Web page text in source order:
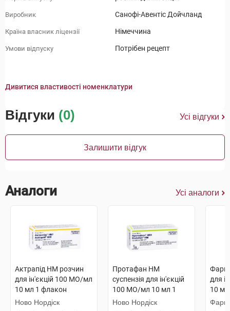
Виробник Санофі-Авентіс Дойчланд
Країна власник ліцензії Німеччина
Умови відпуску Потрібен рецепт
Дивитися властивості номенклатури
Відгуки (0) Усі відгуки
Залишити відгук
Аналоги Усі аналоги
Актрапід НМ розчин
для ін'єкцій 100 МО/мл
10 мл 1 флакон
Ново Нордіск
Протафан НМ
суспензія для ін'єкцій
100 МО/мл 10 мл 1
флакон
Ново Нордіск
для
10